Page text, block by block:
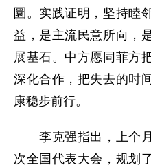
圜。实践证明，坚持睦
益，是主流民意所向，
展基石。中方愿同菲方
深化合作，把失去的时
康稳步前行。
李克强指出，上个月
次全国代表大会，规划